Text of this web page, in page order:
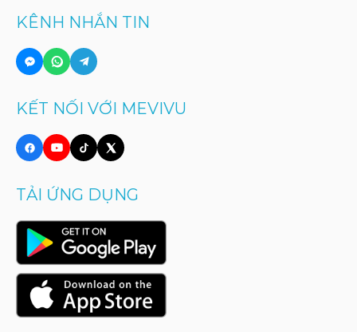
KÊNH NHẮN TIN
KẾT NỐI VỚI MEVIVU
TẢI ỨNG DỤNG